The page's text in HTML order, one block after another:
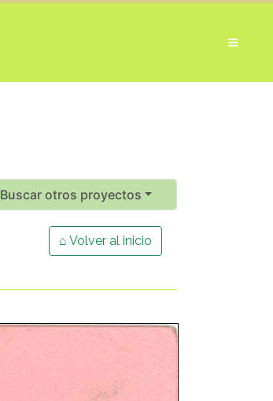
Buscar otros proyectos
⌂ Volver al inicio